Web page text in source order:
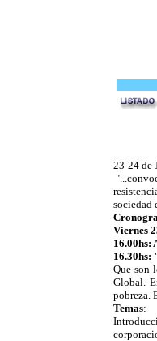
23-24 de
sociedad
Viernes
16.00hs:
16.30hs:
Que son
Global.
pobreza.
Temas: